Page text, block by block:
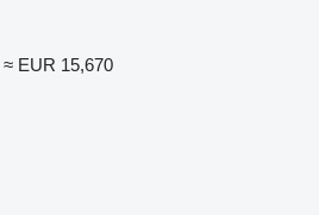
≈ EUR 15,670